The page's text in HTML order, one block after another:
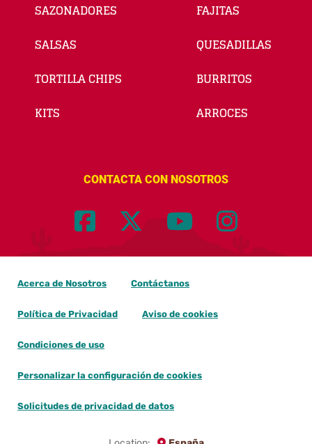
SAZONADORES
SALSAS
TORTILLA CHIPS
KITS
FAJITAS
QUESADILLAS
BURRITOS
ARROCES
CONTACTA CON NOSOTROS
Acerca de Nosotros Contáctanos
Política de Privacidad Aviso de cookies
Condiciones de uso
Personalizar la configuración de cookies
Solicitudes de privacidad de datos